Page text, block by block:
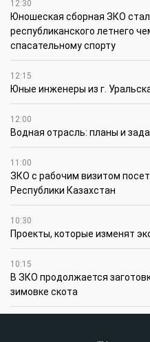
12:30
Юношеская сборная ЗКО
республиканского летнего
спасательному спорту
12:15
Юные инженеры из г.
12:00
Водная отрасль: планы и
11:00
ЗКО с рабочим визитом
Республики Казахстан
10:30
Проекты, которые изменят
10:15
В ЗКО продолжается
зимовке скота